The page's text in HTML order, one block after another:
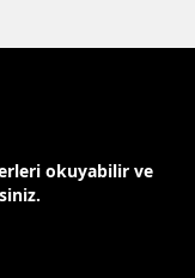
okuyabilir ve